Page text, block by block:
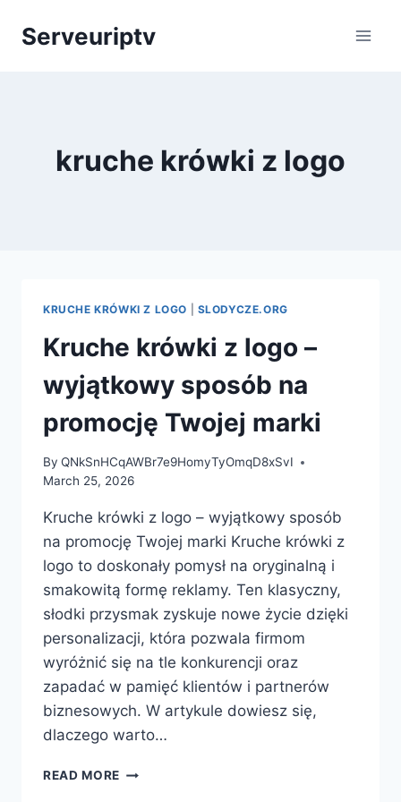
Serveuriptv
kruche krówki z logo
KRUCHE KRÓWKI Z LOGO SLODYCZE.ORG
Kruche krówki z logo –
wyjątkowy sposób na
promocję Twojej marki
By QNkSnHCqAWBr7e9HomyTyOmqD8xSvI
March 25, 2026
Kruche krówki z logo – wyjątkowy sposób
na promocję Twojej marki Kruche krówki z
logo to doskonały pomysł na oryginalną i
smakowitą formę reklamy. Ten klasyczny,
słodki przysmak zyskuje nowe życie dzięki
personalizacji, która pozwala firmom
wyróżnić się na tle konkurencji oraz
zapadać w pamięć klientów i partnerów
biznesowych. W artykule dowiesz się,
dlaczego warto…
READ MORE KRUCHE